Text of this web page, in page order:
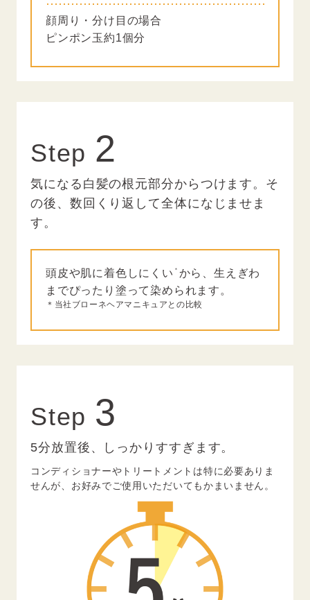
顔周り・分け目の場合
ピンポン玉約1個分
Step 2
気になる白髪の根元部分からつけます。 そ
の後、数回くり返して全体になじませま
す。
頭皮や肌に着色しにくい ＊ から、生えぎわ
までぴったり塗って染められます。
＊当社ブローネヘアマニキュアとの比較
Step 3
5分放置後、しっかりすすぎます。
コンディショナーやトリートメントは特に必要ありま
せんが、 お好みでご使用いただいてもかまいません。